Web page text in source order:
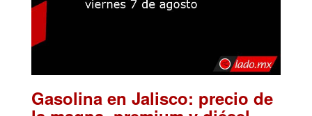
Gasolina en Jalisco: precio de